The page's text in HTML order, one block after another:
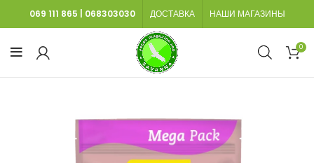
069 111 865 068303030 ДОСТАВКА НАШИ МАГАЗИНЫ
0